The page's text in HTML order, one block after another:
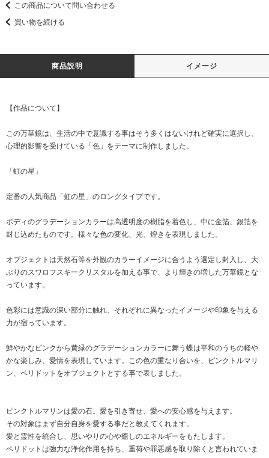
この商品について問い合わせる
買い物を続ける
商品説明 イメージ
【作品について】
この万華鏡は、生活の中で意識する事はそう多くはないけれど確実に選択し、
心理的影響を受けている「色」をテーマに制作しました。
「虹の星」
定番の人気商品「虹の星」のロングタイプです。
ボディのグラデーションカラーは高透明度の樹脂を着色し、中に金箔、銀箔を
封じ込めたものです。様々な色の変化、光、煌きを表現しました。
オブジェクトは天然石等を外観のカラーイメージに合うよう選定し封入し、大
ぶりのスワロフスキークリスタルを加える事で、より輝きの増した万華鏡とな
っています。
色彩には意識の深い部分に触れ、それぞれに異なったイメージや印象を与える
力が宿っています。
鮮やかなピンクから黄緑のグラデーションカラーに舞う蝶は平和のうちの軽や
かな楽しみ、愛情を表現しています。この色の重なり合いを、ピンクトルマリ
ン、ペリドットをオブジェクトとする事で表しました。
ピンクトルマリンは愛の石。愛を引き寄せ、愛への安心感を与えます。
その対象はまず自分自身を愛する事だと教えてくれます。
愛と霊性を統合し、思いやりの心や癒しのエネルギーをもたします。
ペリドットは強力な浄化作用を持ち、重荷や罪悪感を取り除くと言われていま